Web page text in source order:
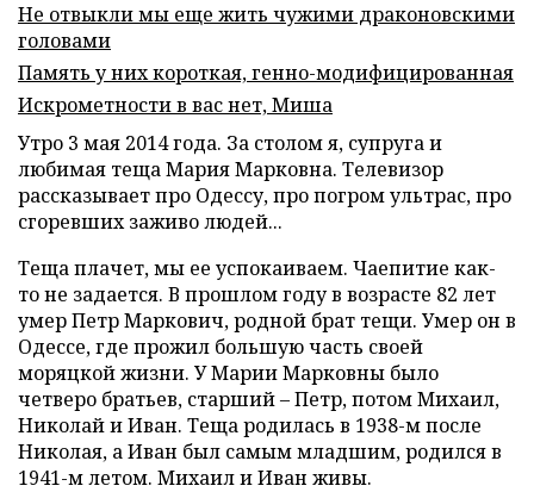
Не отвыкли мы еще жить чужими драконовскими
головами
Память у них короткая, генно-модифицированная
Искрометности в вас нет, Миша
Утро 3 мая 2014 года. За столом я, супруга и
любимая теща Мария Марковна. Телевизор
рассказывает про Одессу, про погром ультрас, про
сгоревших заживо людей...
Теща плачет, мы ее успокаиваем. Чаепитие как-
то не задается. В прошлом году в возрасте 82 лет
умер Петр Маркович, родной брат тещи. Умер он в
Одессе, где прожил большую часть своей
моряцкой жизни. У Марии Марковны было
четверо братьев, старший – Петр, потом Михаил,
Николай и Иван. Теща родилась в 1938-м после
Николая, а Иван был самым младшим, родился в
1941-м летом. Михаил и Иван живы.